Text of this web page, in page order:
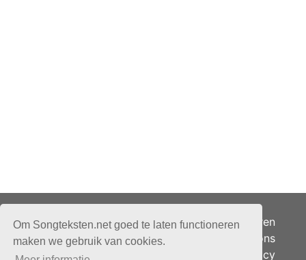
Om Songteksten.net goed te laten functioneren
maken we gebruik van cookies.
Adverteren
Over ons
Je privacy